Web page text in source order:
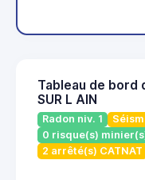
Tableau de bord
SUR L AIN
Radon niv. 1
0 risque(s)
2 arrêté(s) CATNAT